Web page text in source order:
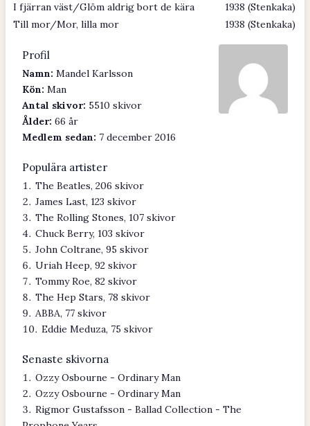
I fjärran väst/Glöm aldrig bort de kära
1938 (Stenkaka)
Till mor/Mor, lilla mor
1938 (Stenkaka)
Profil
Namn: Mandel Karlsson
Kön: Man
Antal skivor: 5510 skivor
Ålder: 66 år
Medlem sedan: 7 december 2016
Populära artister
The Beatles, 206 skivor
James Last, 123 skivor
The Rolling Stones, 107 skivor
Chuck Berry, 103 skivor
John Coltrane, 95 skivor
Uriah Heep, 92 skivor
Tommy Roe, 82 skivor
The Hep Stars, 78 skivor
ABBA, 77 skivor
Eddie Meduza, 75 skivor
Senaste skivorna
Ozzy Osbourne - Ordinary Man
Ozzy Osbourne - Ordinary Man
Rigmor Gustafsson - Ballad Collection - The